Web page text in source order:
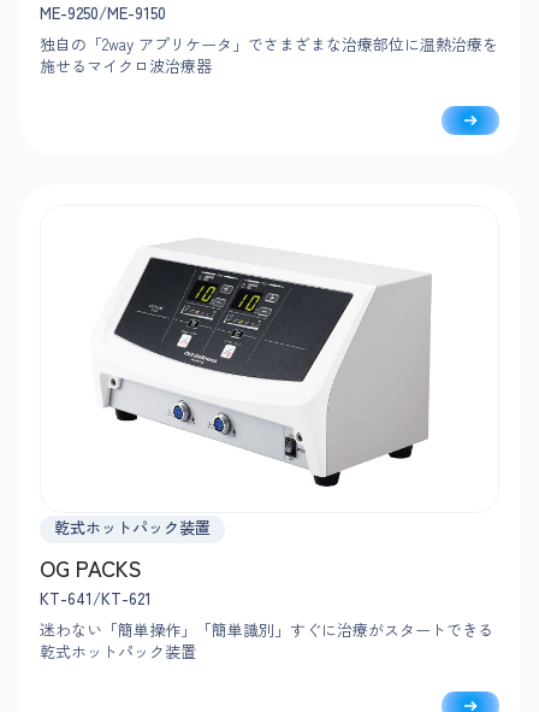
ME-9250/ME-9150
独自の「2way アプリケータ」でさまざまな治療部位に温熱治療を
施せるマイクロ波治療器
乾式ホットパック装置
OG PACKS
KT-641/KT-621
迷わない「簡単操作」「簡単識別」すぐに治療がスタートできる
乾式ホットパック装置